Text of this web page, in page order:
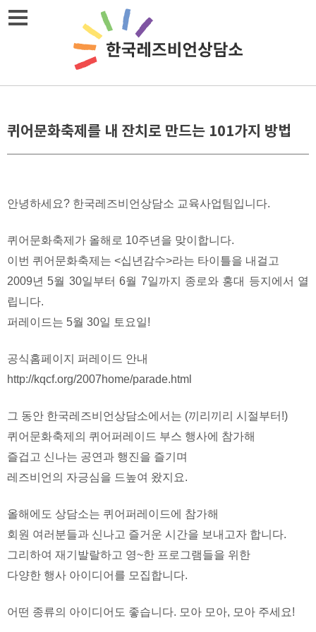
Skip
퀴어문화축제를 내 잔치로 만드는 101가지 방법
안녕하세요? 한국레즈비언상담소 교육사업팀입니다.
퀴어문화축제가 올해로 10주년을 맞이합니다.
이번 퀴어문화축제는 <십년감수>라는 타이틀을 내걸고
2009년 5월 30일부터 6월 7일까지 종로와 홍대 등지에서 열
립니다.
퍼레이드는 5월 30일 토요일!
공식홈페이지 퍼레이드 안내
http://kqcf.org/2007home/parade.html
그 동안 한국레즈비언상담소에서는 (끼리끼리 시절부터!)
퀴어문화축제의 퀴어퍼레이드 부스 행사에 참가해
즐겁고 신나는 공연과 행진을 즐기며
레즈비언의 자긍심을 드높여 왔지요.
올해에도 상담소는 퀴어퍼레이드에 참가해
회원 여러분들과 신나고 즐거운 시간을 보내고자 합니다.
그리하여 재기발랄하고 영~한 프로그램들을 위한
다양한 행사 아이디어를 모집합니다.
어떤 종류의 아이디어도 좋습니다. 모아 모아, 모아 주세요!